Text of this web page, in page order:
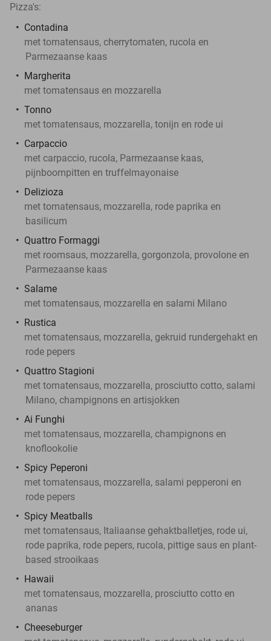
Pizza's:
Contadina
met tomatensaus, cherrytomaten, rucola en
Parmezaanse kaas
Margherita
met tomatensaus en mozzarella
Tonno
met tomatensaus, mozzarella, tonijn en rode ui
Carpaccio
met carpaccio, rucola, Parmezaanse kaas,
pijnboompitten en truffelmayonaise
Delizioza
met tomatensaus, mozzarella, rode paprika en
basilicum
Quattro Formaggi
met roomsaus, mozzarella, gorgonzola, provolone en
Parmezaanse kaas
Salame
met tomatensaus, mozzarella en salami Milano
Rustica
met tomatensaus, mozzarella, gekruid rundergehakt en
rode pepers
Quattro Stagioni
met tomatensaus, mozzarella, prosciutto cotto, salami
Milano, champignons en artisjokken
Ai Funghi
met tomatensaus, mozzarella, champignons en
knoflookolie
Spicy Peperoni
met tomatensaus, mozzarella, salami pepperoni en
rode pepers
Spicy Meatballs
met tomatensaus, Italiaanse gehaktballetjes, rode ui,
rode paprika, rode pepers, rucola, pittige saus en plant-
based strooikaas
Hawaii
met tomatensaus, mozzarella, prosciutto cotto en
ananas
Cheeseburger